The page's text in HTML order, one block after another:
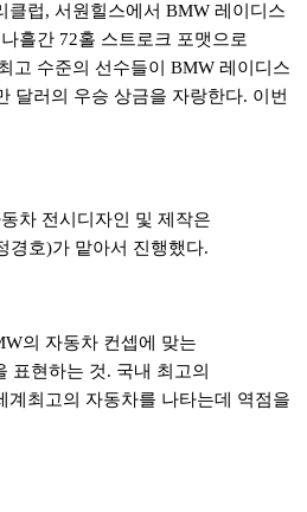
클럽, 서원힐스에서 BMW 레이디스
흘간 72홀 스트로크 포맷으로
고 수준의 선수들이 BMW 레이디스
달러의 우승 상금을 자랑한다. 이번
차 전시디자인 및 제작은
경호)가 맡아서 진행했다.
의 자동차 컨셉에 맞는
표현하는 것. 국내 최고의
계최고의 자동차를 나타는데 역점을